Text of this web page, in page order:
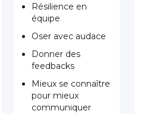
Résilience en
équipe
Oser avec audace
Donner des
feedbacks
Mieux se connaître
pour mieux
communiquer